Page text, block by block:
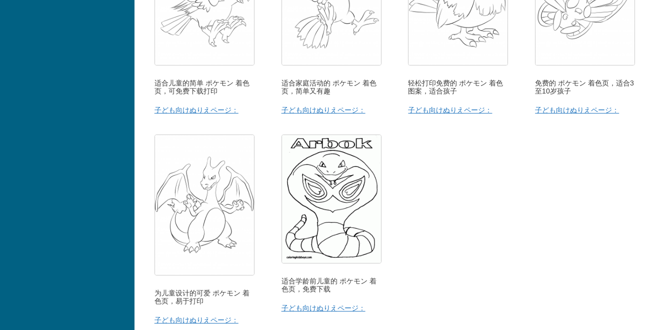
适合儿童的简单 ポケモン 着色
页，可免费下载打印
子ども向けぬりえページ：
适合家庭活动的 ポケモン 着色
页，简单又有趣
子ども向けぬりえページ：
轻松打印免费的 ポケモン 着色
图案，适合孩子
子ども向けぬりえページ：
免费的 ポケモン 着色页，适合3
至10岁孩子
子ども向けぬりえページ：
为儿童设计的可爱 ポケモン 着
色页，易于打印
子ども向けぬりえページ：
适合学龄前儿童的 ポケモン 着
色页，免费下载
子ども向けぬりえページ：